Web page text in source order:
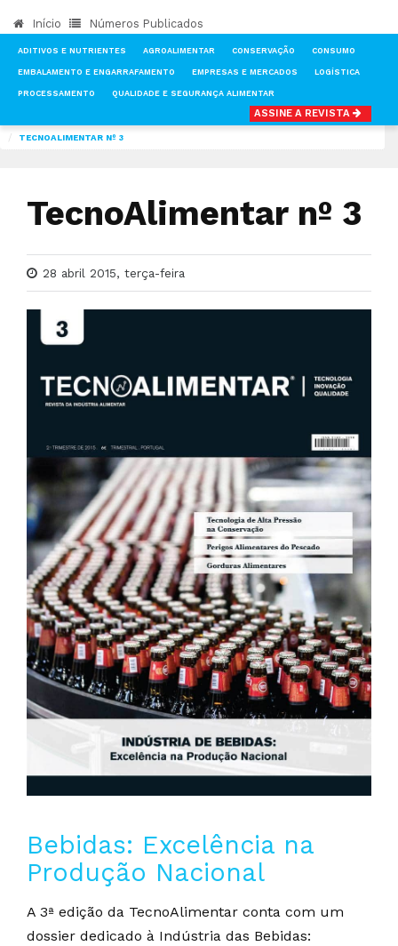
Início Números Publicados
ADITIVOS E NUTRIENTES AGROALIMENTAR CONSERVAÇÃO CONSUMO
EMBALAMENTO E ENGARRAFAMENTO EMPRESAS E MERCADOS LOGÍSTICA
PROCESSAMENTO QUALIDADE E SEGURANÇA ALIMENTAR
ASSINE A REVISTA
NÚMEROS PUBLICADOS DA REVISTA TECNOALIMENTAR
TECNOALIMENTAR Nº 3
TecnoAlimentar nº 3
28 abril 2015, terça-feira
Bebidas: Excelência na
Produção Nacional
A 3ª edição da TecnoAlimentar conta com um
dossier dedicado à Indústria das Bebidas: